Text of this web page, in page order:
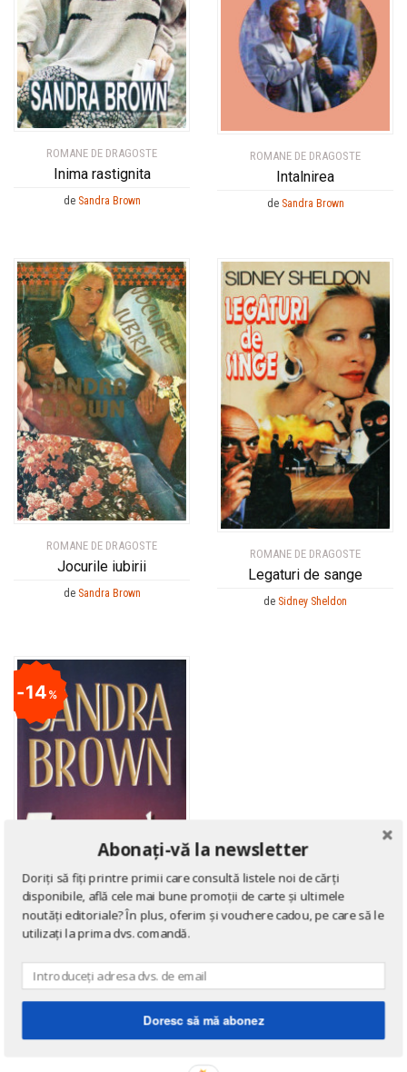
ROMANE DE DRAGOSTE
Inima rastignita
de Sandra Brown
ROMANE DE DRAGOSTE
Intalnirea
de Sandra Brown
ROMANE DE DRAGOSTE
Jocurile iubirii
de Sandra Brown
ROMANE DE DRAGOSTE
Legaturi de sange
de Sidney Sheldon
Tornada
14%
Abonați-vă la newsletter
Doriți să fiți printre primii care consultă listele noi de cărți
disponibile, află cele mai bune promoții de carte și ultimele
noutăți editoriale? În plus, oferim și vouchere cadou, pe care să le
utilizați la prima dvs. comandă.
Doresc să mă abonez